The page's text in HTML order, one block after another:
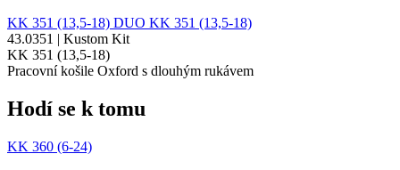
KK 351 (13,5-18) DUO KK 351 (13,5-18)
43.0351 | Kustom Kit
KK 351 (13,5-18)
Pracovní košile Oxford s dlouhým rukávem
Hodí se k tomu
KK 360 (6-24)